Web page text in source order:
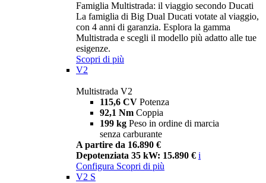
Famiglia Multistrada: il viaggio secondo Ducati
La famiglia di Big Dual Ducati votate al viaggio,
con 4 anni di garanzia. Esplora la gamma
Multistrada e scegli il modello più adatto alle tue
esigenze.
Scopri di più
V2
Multistrada V2
115,6 CV Potenza
92,1 Nm Coppia
199 kg Peso in ordine di marcia
senza carburante
A partire da 16.890 €
Depotenziata 35 kW: 15.890 € i
Configura Scopri di più
V2 S